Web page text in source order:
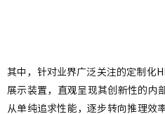
其中，针对业界广泛关注的定制化
展示装置，直观呈现其创新性的内
从单纯追求性能，逐步转向推理效